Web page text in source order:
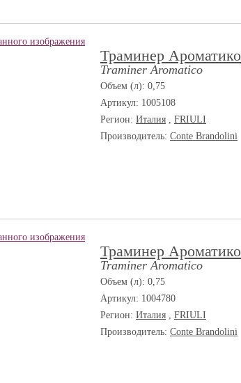
Траминер Ароматико
Traminer Aromatico
Объем (л): 0,75
Артикул: 1005108
Регион: Италия , FRIULI
Производитель: Conte Brandolini
Траминер Ароматико
Traminer Aromatico
Объем (л): 0,75
Артикул: 1004780
Регион: Италия , FRIULI
Производитель: Conte Brandolini